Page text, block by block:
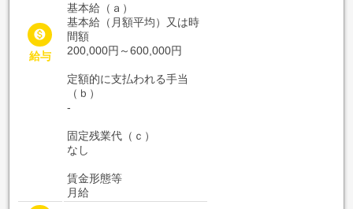

給与
基本給（ａ）
基本給（月額平均）又は時
間額
200,000円～600,000円
定額的に支払われる手当
（ｂ）
-
固定残業代（ｃ）
なし
賃金形態等
月給